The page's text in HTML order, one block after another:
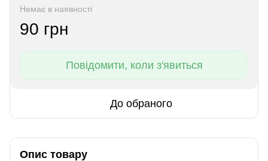
Немає в наявності
90 грн
Повідомити, коли з'явиться
До обраного
Опис товару